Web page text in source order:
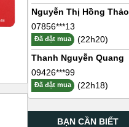
Nguyễn Thị Hồng Thảo
07856***13
Đã đặt mua
(22h20)
Thanh Nguyễn Quang
09426***99
Đã đặt mua (22h18)
BẠN CẦN BIẾT